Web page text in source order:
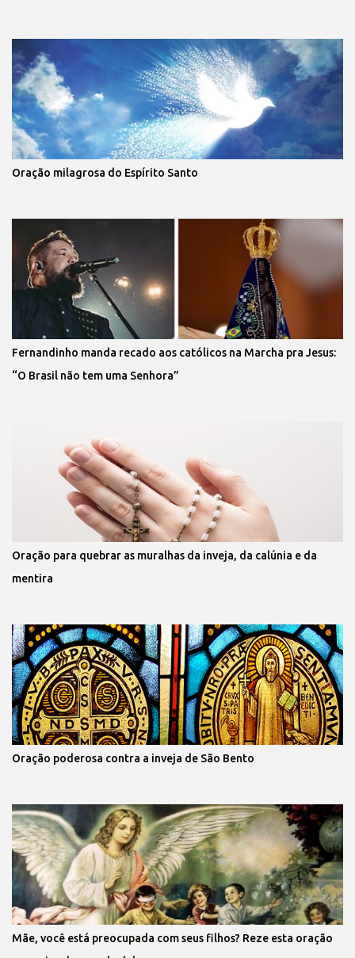
Oração milagrosa do Espírito Santo
Fernandinho manda recado aos católicos na Marcha pra Jesus:
“O Brasil não tem uma Senhora”
Oração para quebrar as muralhas da inveja, da calúnia e da
mentira
Oração poderosa contra a inveja de São Bento
Mãe, você está preocupada com seus filhos? Reze esta oração